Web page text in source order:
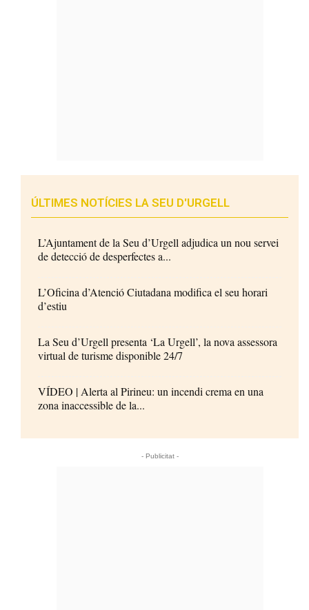
ÚLTIMES NOTÍCIES LA SEU D'URGELL
L’Ajuntament de la Seu d’Urgell adjudica un nou servei
de detecció de desperfectes a...
L’Oficina d’Atenció Ciutadana modifica el seu horari
d’estiu
La Seu d’Urgell presenta ‘La Urgell’, la nova assessora
virtual de turisme disponible 24/7
VÍDEO | Alerta al Pirineu: un incendi crema en una
zona inaccessible de la...
- Publicitat -